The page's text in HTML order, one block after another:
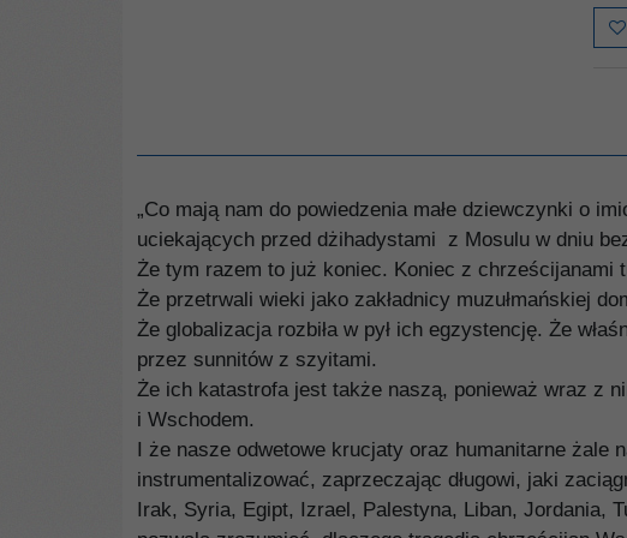
„Co mają nam do powiedzenia małe dziewczynki o
uciekających przed dżihadystami z Mosulu w dniu
Że tym razem to już koniec. Koniec z chrześcijanami
Że przetrwali wieki jako zakładnicy muzułmańskiej
Że globalizacja rozbiła w pył ich egzystencję. Że
przez sunnitów z szyitami.
Że ich katastrofa jest także naszą, ponieważ wraz z
i Wschodem.
I że nasze odwetowe krucjaty oraz humanitarne żale
instrumentalizować, zaprzeczając długowi, jaki
Irak, Syria, Egipt, Izrael, Palestyna, Liban, Jordania,